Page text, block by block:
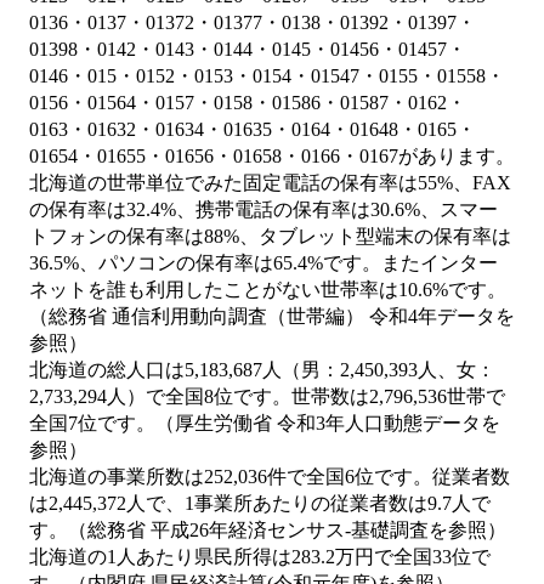
0136・0137・01372・01377・0138・01392・01397・
01398・0142・0143・0144・0145・01456・01457・
0146・015・0152・0153・0154・01547・0155・01558・
0156・01564・0157・0158・01586・01587・0162・
0163・01632・01634・01635・0164・01648・0165・
01654・01655・01656・01658・0166・0167があります。
北海道の世帯単位でみた固定電話の保有率は55%、FAX
の保有率は32.4%、携帯電話の保有率は30.6%、スマー
トフォンの保有率は88%、タブレット型端末の保有率は
36.5%、パソコンの保有率は65.4%です。またインター
ネットを誰も利用したことがない世帯率は10.6%です。
（総務省 通信利用動向調査（世帯編） 令和4年データを
参照）
北海道の総人口は5,183,687人（男：2,450,393人、女：
2,733,294人）で全国8位です。世帯数は2,796,536世帯で
全国7位です。（厚生労働省 令和3年人口動態データを
参照）
北海道の事業所数は252,036件で全国6位です。従業者数
は2,445,372人で、1事業所あたりの従業者数は9.7人で
す。（総務省 平成26年経済センサス‐基礎調査を参照）
北海道の1人あたり県民所得は283.2万円で全国33位で